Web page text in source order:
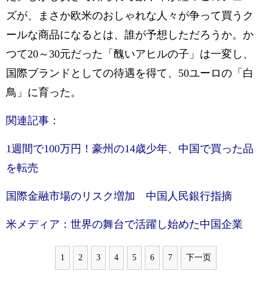
ズが、まさか欧米のおしゃれな人々が争って買うク
ールな商品になるとは、誰が予想しただろうか。か
つて20～30元だった「醜いアヒルの子」は一変し、
国際ブランドとしての待遇を得て、50ユーロの「白
鳥」に育った。
関連記事：
1週間で100万円！豪州の14歳少年、中国で買った品
を転売
国際金融市場のリスク増加 中国人民銀行指摘
米メディア：世界の舞台で活躍し始めた中国企業
1 2 3 4 5 6 7 下一页